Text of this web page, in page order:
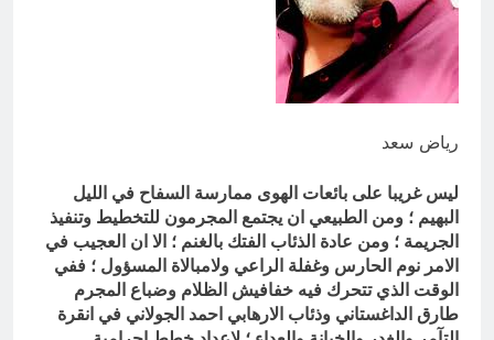
قويدات مجلس قيادة ثورة الإطار
التسخيتي, من اصحاب الكساء الى
المعصوبين الاثني عشر، حجج اللات
رياض سعد
ليس غريبا على بائعات الهوى ممارسة السفاح في الليل
البهيم ؛ ومن الطبيعي ان يجتمع المجرمون للتخطيط وتنفيذ
الجريمة ؛ ومن عادة الذئاب الفتك بالغنم ؛ الا ان العجيب في
الامر نوم الحارس وغفلة الراعي ولامبالاة المسؤول ؛ ففي
الوقت الذي تتحرك فيه خفافيش الظلام وضباع المجرم
طارق الداغستاني وذئاب الارهابي احمد الجولاني في انقرة